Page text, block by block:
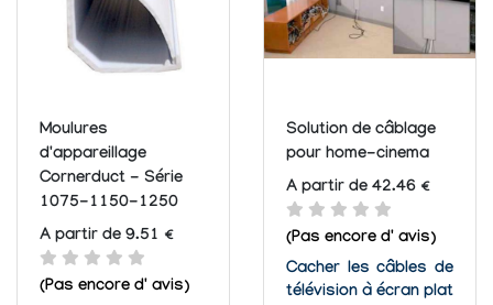
22x22 en 1 mètre ou
2 mètres . En packs...
Moulures
d'appareillage
Cornerduct - Série
1075-1150-1250
A partir de 9.51 €
(Pas encore d' avis)
Solution de câblage
pour home-cinema
A partir de 42.46 €
(Pas encore d' avis)
Cacher les câbles de
télévision à écran plat